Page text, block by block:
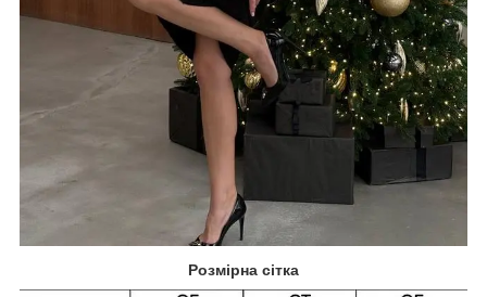
Розмірна сітка